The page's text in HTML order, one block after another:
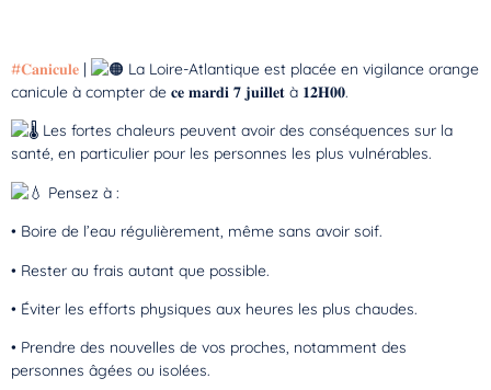
#𝐂𝐚𝐧𝐢𝐜𝐮𝐥𝐞 |
La Loire-Atlantique est placée en vigilance orange
canicule à compter de 𝐜𝐞 𝐦𝐚𝐫𝐝𝐢 𝟕 𝐣𝐮𝐢𝐥𝐥𝐞𝐭 à 𝟏𝟐𝐇𝟎𝟎.
Les fortes chaleurs peuvent avoir des conséquences sur la
santé, en particulier pour les personnes les plus vulnérables.
Pensez à :
• Boire de l’eau régulièrement, même sans avoir soif.
• Rester au frais autant que possible.
• Éviter les efforts physiques aux heures les plus chaudes.
• Prendre des nouvelles de vos proches, notamment des
personnes âgées ou isolées.